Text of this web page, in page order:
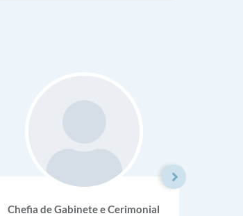
Chefia de Gabinete e Cerimonial